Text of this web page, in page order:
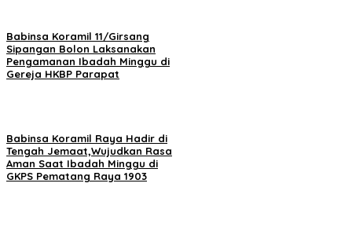
Babinsa Koramil 11/Girsang
Sipangan Bolon Laksanakan
Pengamanan Ibadah Minggu di
Gereja HKBP Parapat
Babinsa Koramil Raya Hadir di
Tengah Jemaat,Wujudkan Rasa
Aman Saat Ibadah Minggu di
GKPS Pematang Raya 1903